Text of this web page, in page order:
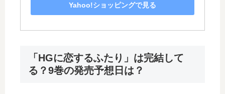
Yahoo!ショッピングで見る
「HGに恋するふたり」は完結して
る？9巻の発売予想日は？